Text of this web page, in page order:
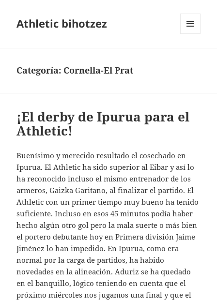
Athletic bihotzez
Categoría: Cornella-El Prat
¡El derby de Ipurua para el
Athletic!
Buenísimo y merecido resultado el cosechado en
Ipurua. El Athletic ha sido superior al Eibar y así lo
ha reconocido incluso el mismo entrenador de los
armeros, Gaizka Garitano, al finalizar el partido. El
Athletic con un primer tiempo muy bueno ha tenido
suficiente. Incluso en esos 45 minutos podía haber
hecho algún otro gol pero la mala suerte o más bien
el portero debutante hoy en Primera división Jaime
Jiménez lo han impedido. En Ipurua, como era
normal por la carga de partidos, ha habido
novedades en la alineación. Aduriz se ha quedado
en el banquillo, lógico teniendo en cuenta que el
próximo miércoles nos jugamos una final y que el